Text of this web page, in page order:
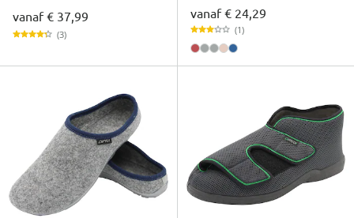
vanaf€ 37,99
(3)
vanaf€ 24,29
(1)